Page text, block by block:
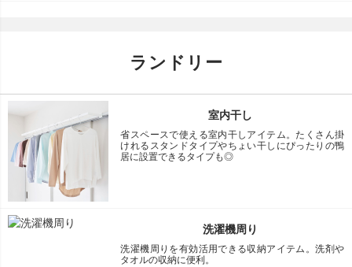
ランドリー
室内干し
省スペースで使える室内干しアイテム。たくさん掛
けれるスタンドタイプやちょい干しにぴったりの鴨
居に設置できるタイプも◎
洗濯機周り
洗濯機周りを有効活用できる収納アイテム。洗剤や
タオルの収納に便利。